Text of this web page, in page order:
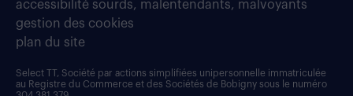
accessibilité sourds, malentendants, malvoyants
gestion des cookies
plan du site
Select TT, Société par actions simplifiées unipersonnelle immatriculée
au Registre du Commerce et des Sociétés de Bobigny sous le numéro